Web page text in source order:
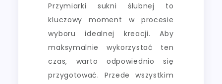
Przymiarki sukni ślubnej to
kluczowy moment w procesie
wyboru idealnej kreacji. Aby
maksymalnie wykorzystać ten
czas, warto odpowiednio się
przygotować. Przede wszystkim